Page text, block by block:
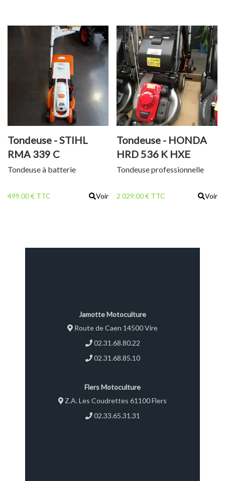
Tondeuse - STIHL
RMA 339 C
Tondeuse à batterie
499.00 € TTC Voir
Tondeuse - HONDA
HRD 536 K HXE
Tondeuse professionnelle
2 029.00 € TTC Voir
Jamotte Motoculture
Route de Caen 14500 Vire
02.31.68.80.22
02.31.68.85.10
Flers Motoculture
Z.A. Les Coudrettes 61100 Flers
02.33.65.31.31